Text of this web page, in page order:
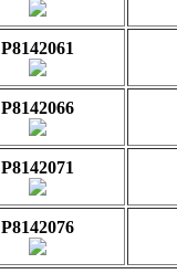
P8142061
P8142066
P8142071
P8142076